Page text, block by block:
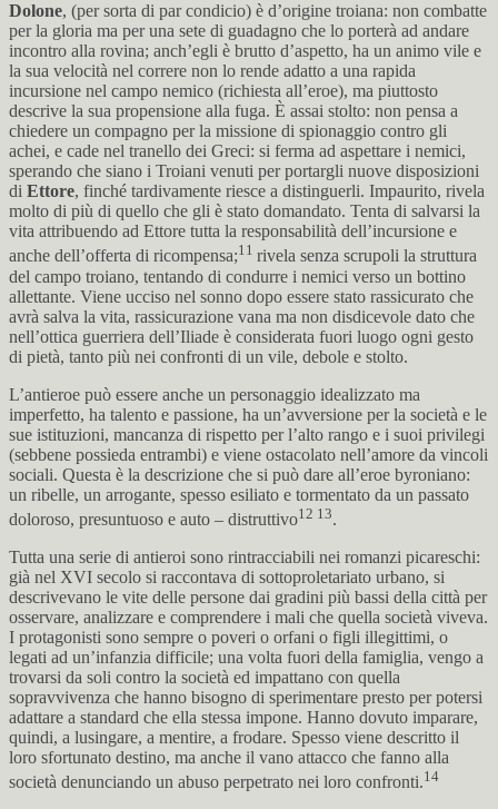
Dolone, (per sorta di par condicio) è d’origine troiana: non combatte
per la gloria ma per una sete di guadagno che lo porterà ad andare
incontro alla rovina; anch’egli è brutto d’aspetto, ha un animo vile e
la sua velocità nel correre non lo rende adatto a una rapida
incursione nel campo nemico (richiesta all’eroe), ma piuttosto
descrive la sua propensione alla fuga. È assai stolto: non pensa a
chiedere un compagno per la missione di spionaggio contro gli
achei, e cade nel tranello dei Greci: si ferma ad aspettare i nemici,
sperando che siano i Troiani venuti per portargli nuove disposizioni
di Ettore, finché tardivamente riesce a distinguerli. Impaurito, rivela
molto di più di quello che gli è stato domandato. Tenta di salvarsi la
vita attribuendo ad Ettore tutta la responsabilità dell’incursione e
anche dell’offerta di ricompensa;11 rivela senza scrupoli la struttura
del campo troiano, tentando di condurre i nemici verso un bottino
allettante. Viene ucciso nel sonno dopo essere stato rassicurato che
avrà salva la vita, rassicurazione vana ma non disdicevole dato che
nell’ottica guerriera dell’Iliade è considerata fuori luogo ogni gesto
di pietà, tanto più nei confronti di un vile, debole e stolto.
L’antieroe può essere anche un personaggio idealizzato ma
imperfetto, ha talento e passione, ha un’avversione per la società e le
sue istituzioni, mancanza di rispetto per l’alto rango e i suoi privilegi
(sebbene possieda entrambi) e viene ostacolato nell’amore da vincoli
sociali. Questa è la descrizione che si può dare all’eroe byroniano:
un ribelle, un arrogante, spesso esiliato e tormentato da un passato
doloroso, presuntuoso e auto – distruttivo12 13.
Tutta una serie di antieroi sono rintracciabili nei romanzi picareschi:
già nel XVI secolo si raccontava di sottoproletariato urbano, si
descrivevano le vite delle persone dai gradini più bassi della città per
osservare, analizzare e comprendere i mali che quella società viveva.
I protagonisti sono sempre o poveri o orfani o figli illegittimi, o
legati ad un’infanzia difficile; una volta fuori della famiglia, vengo a
trovarsi da soli contro la società ed impattano con quella
sopravvivenza che hanno bisogno di sperimentare presto per potersi
adattare a standard che ella stessa impone. Hanno dovuto imparare,
quindi, a lusingare, a mentire, a frodare. Spesso viene descritto il
loro sfortunato destino, ma anche il vano attacco che fanno alla
società denunciando un abuso perpetrato nei loro confronti.14